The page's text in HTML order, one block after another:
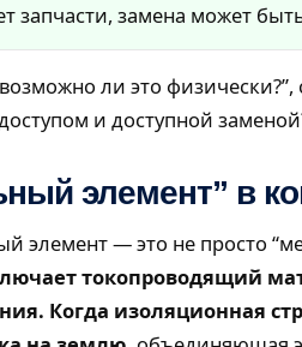
запчасти, замена может
ли это физически?”,
и доступной
элемент” в
элемент — это не просто
токопроводящий
Когда изоляционная